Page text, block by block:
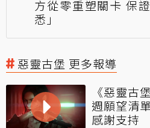
方從零重塑關卡 保
悉」
惡靈古堡 更多報導
《惡靈古
週願望清
感謝支持